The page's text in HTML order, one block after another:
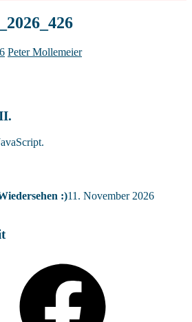
Peter Mollemeier
:)11. November 2026